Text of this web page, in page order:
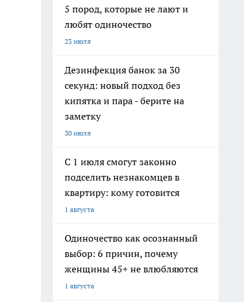
5 пород, которые не лают и
любят одиночество
23 июля
Дезинфекция банок за 30
секунд: новый подход без
кипятка и пара - берите на
заметку
30 июля
С 1 июля смогут законно
подселить незнакомцев в
квартиру: кому готовится
1 августа
Одиночество как осознанный
выбор: 6 причин, почему
женщины 45+ не влюбляются
1 августа